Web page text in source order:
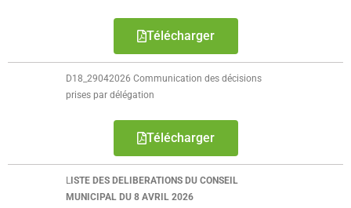
Télécharger
D18_29042026 Communication des décisions
prises par délégation
Télécharger
L ISTE DES DELIBERATIONS DU CONSEIL
MUNICIPAL DU 8 AVRIL 2026